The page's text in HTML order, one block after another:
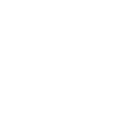
avaliações